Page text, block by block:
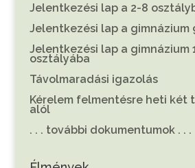
Jelentkezési lap a 2-8
Jelentkezési lap a gimnázium
Jelentkezési lap a gimnázium
osztályába
Távolmaradási igazolás
Kérelem felmentésre heti két
alól
. . . további dokumentumok . . .